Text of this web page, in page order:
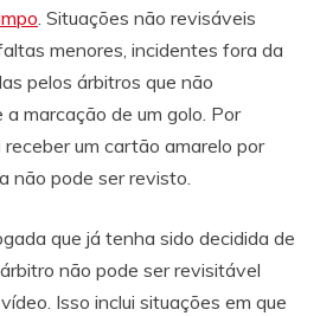
. Situações não revisáveis
menores, incidentes fora da
pelos árbitros que não
marcação de um golo. Por
um cartão amarelo por
não pode ser revisto.
que já tenha sido decidida de
não pode ser revisitável
Isso inclui situações em que